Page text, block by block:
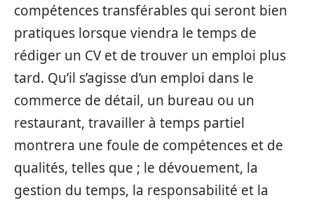
compétences transférables qui seront bien
pratiques lorsque viendra le temps de
rédiger un CV et de trouver un emploi plus
tard. Qu’il s’agisse d’un emploi dans le
commerce de détail, un bureau ou un
restaurant, travailler à temps partiel
montrera une foule de compétences et de
qualités, telles que ; le dévouement, la
gestion du temps, la responsabilité et la